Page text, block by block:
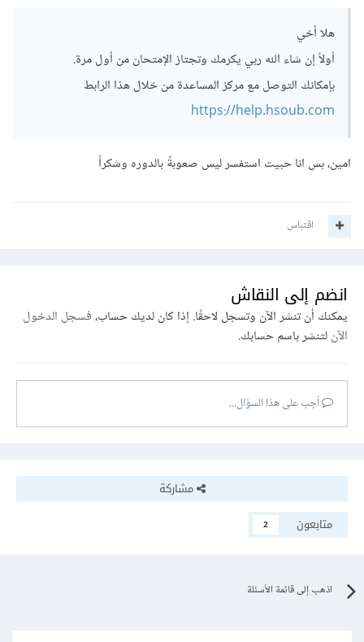
هلا أخي
أولاً إن شاء الله ربي يكرمك وتجتاز الإمتحان من أول مرة.
بإمكانك التوصل مع مركز المساعدة من خلال هذا الرابط
https://help.hsoub.com
امين، بس انا حبيت استفسر ليس صعوبةً بالدوره وشكراً
اقتباس
انضم إلى النقاش
يمكنك أن تنشر الآن وتسجل لاحقًا. إذا كان لديك حساب،فسجل الدخول
الآنلتنشر باسم حسابك.
أجب على هذا السؤال...
مشاركة
متابعون
2
اذهب إلى قائمة الأسئلة